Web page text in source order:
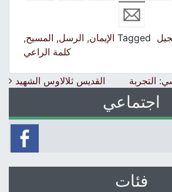
Tagged الإيمان,الرسل, المسيح,
كلمة الراعي
Post
التجربة القديس ثلالاوس الشهيد
اجتماعي
فئات